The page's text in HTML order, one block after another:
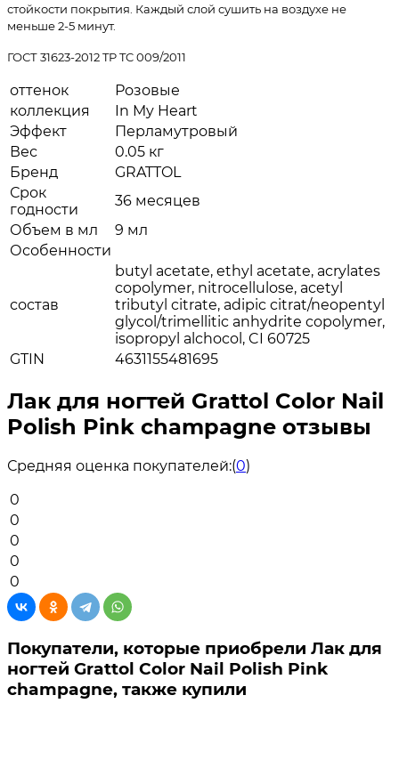
стойкости покрытия. Каждый слой сушить на воздухе не
меньше 2-5 минут.
ГОСТ 31623-2012 TP TC 009/2011
оттенок
Розовые
коллекция
In My Heart
Эффект
Перламутровый
Вес
0.05 кг
Бренд
GRATTOL
Срок
годности
36 месяцев
Объем в мл
9 мл
Особенности
состав
butyl acetate, ethyl acetate, acrylates
copolymer, nitrocellulose, acetyl
tributyl citrate, adipic citrat/neopentyl
glycol/trimellitic anhydrite copolymer,
isopropyl alchocol, CI 60725
GTIN
4631155481695
Лак для ногтей Grattol Color Nail
Polish Pink champagne отзывы
Средняя оценка покупателей:(0)
0
0
0
0
0
Покупатели, которые приобрели Лак для
ногтей Grattol Color Nail Polish Pink
champagne, также купили